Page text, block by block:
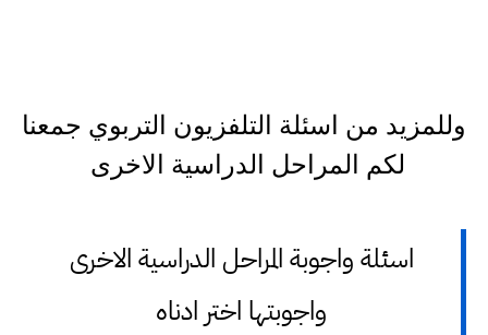
وللمزيد من اسئلة التلفزيون التربوي جمعنا
لكم المراحل الدراسية الاخرى
اسئلة واجوبة المراحل الدراسية الاخرى
واجوبتها اختر ادناه